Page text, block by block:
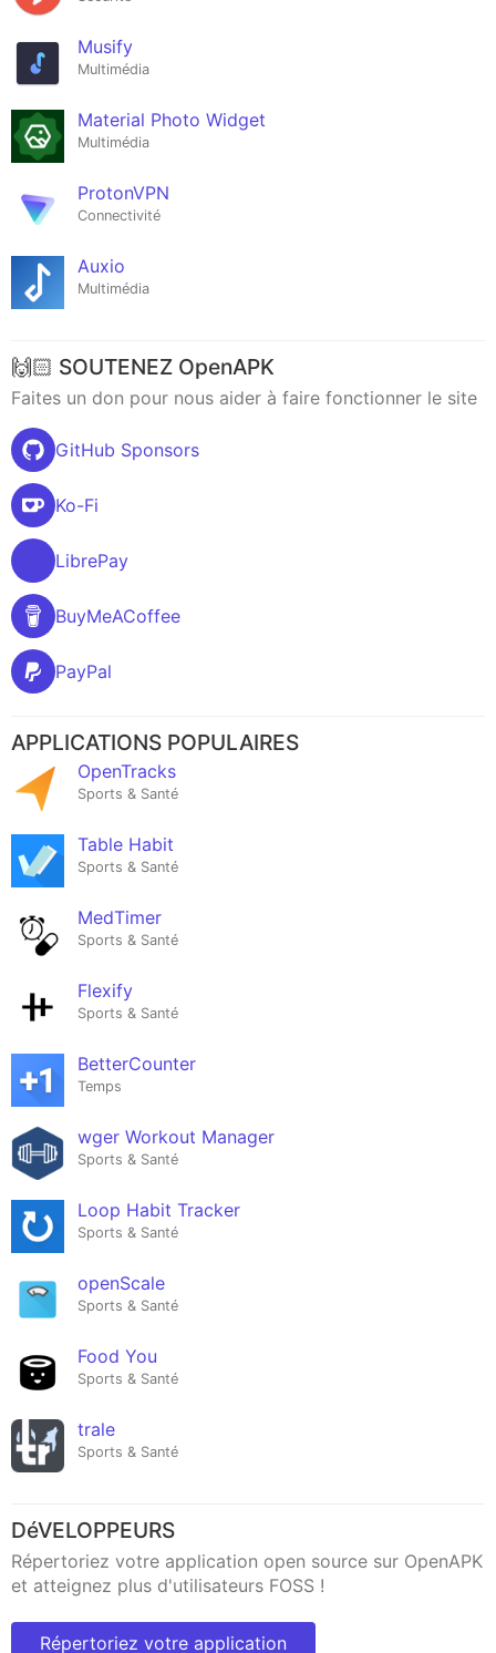
Musify
Multimédia
Material Photo Widget
Multimédia
ProtonVPN
Connectivité
Auxio
Multimédia
🙌🏻 SOUTENEZ OpenAPK
Faites un don pour nous aider à faire fonctionner le site
GitHub Sponsors
Ko-Fi
LibrePay
BuyMeACoffee
PayPal
APPLICATIONS POPULAIRES
OpenTracks
Sports & Santé
Table Habit
Sports & Santé
MedTimer
Sports & Santé
Flexify
Sports & Santé
BetterCounter
Temps
wger Workout Manager
Sports & Santé
Loop Habit Tracker
Sports & Santé
openScale
Sports & Santé
Food You
Sports & Santé
trale
Sports & Santé
DéVELOPPEURS
Répertoriez votre application open source sur OpenAPK
et atteignez plus d'utilisateurs FOSS !
Répertoriez votre application